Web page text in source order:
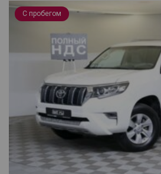
С пробегом
Land Cruiser Prado